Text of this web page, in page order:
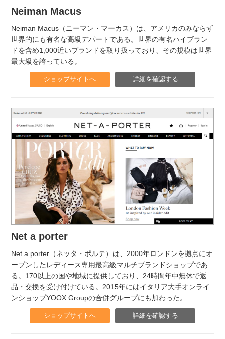
Neiman Macus
Neiman Macus（ニーマン・マーカス）は、アメリカのみならず
世界的にも有名な高級デパートである。世界の有名ハイブラン
ドを含め1,000近いブランドを取り扱っており、その規模は世界
最大級を誇っている。
ショップサイトへ 詳細を確認する
Net a porter
Net a porter（ネッタ・ポルテ）は、2000年ロンドンを拠点にオ
ープンしたレディース専用最高級マルチブランドショップであ
る。170以上の国や地域に提供しており、24時間年中無休で返
品・交換を受け付けている。2015年にはイタリア大手オンライ
ンショップYOOX Groupの合併グループにも加わった。
ショップサイトへ 詳細を確認する